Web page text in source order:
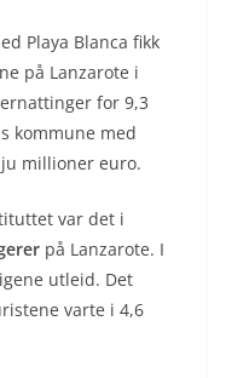
Playa Blanca fikk
på Lanzarote i
for 9,3
kommune med
millioner euro.
var det i
på Lanzarote. I
utleid. Det
varte i 4,6